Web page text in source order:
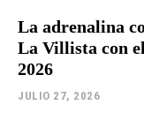
La adrenalina
La Villista con
2026
JULIO 27, 2026